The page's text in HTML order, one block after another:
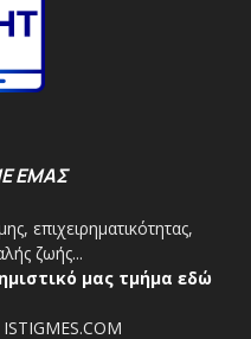
ΕΜΑΣ
επιχειρηματικότητας,
ζωής...
μας τμήμα εδώ
ISTIGMES.COM